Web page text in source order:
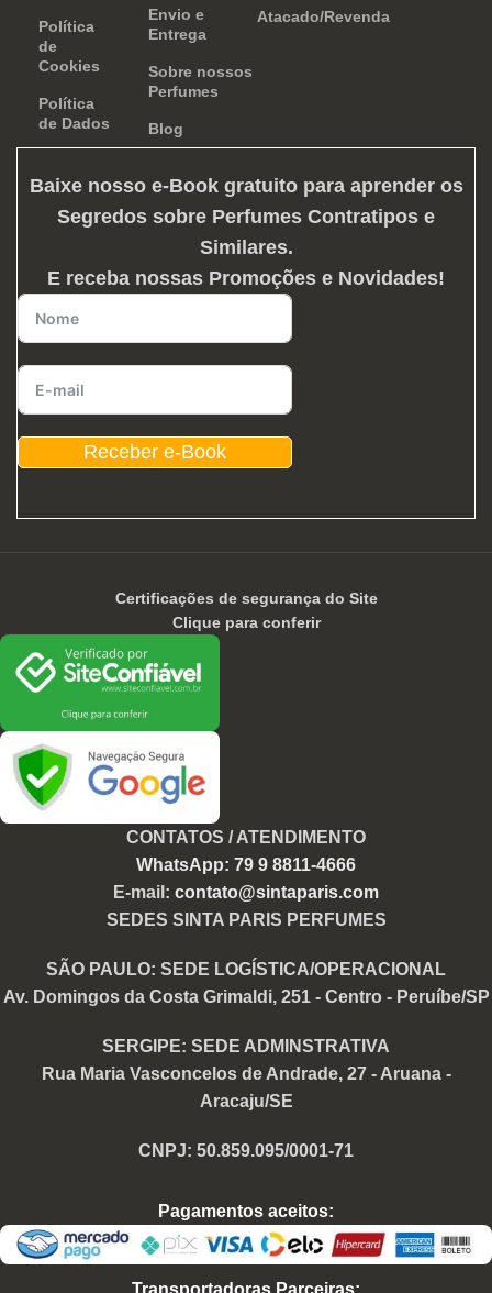
Política
de
Cookies
Política
de Dados
Envio e
Entrega
Sobre nossos
Perfumes
Blog
Atacado/Revenda
Baixe nosso e-Book gratuito para aprender os
Segredos sobre Perfumes Contratipos e
Similares.
E receba nossas Promoções e Novidades!
Receber e-Book
Certificações de segurança do Site
Clique para conferir
CONTATOS / ATENDIMENTO
WhatsApp: 79 9 8811-4666
E-mail: contato@sintaparis.com
SEDES SINTA PARIS PERFUMES
SÃO PAULO: SEDE LOGÍSTICA/OPERACIONAL
Av. Domingos da Costa Grimaldi, 251 - Centro - Peruíbe/SP
SERGIPE: SEDE ADMINSTRATIVA
Rua Maria Vasconcelos de Andrade, 27 - Aruana -
Aracaju/SE
CNPJ: 50.859.095/0001-71
Pagamentos aceitos:
Transportadoras Parceiras: